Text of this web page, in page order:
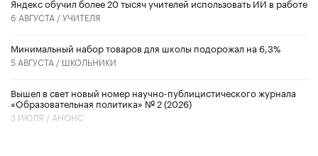
​Яндекс обучил более 20 тысяч учителей использовать ИИ в работе
6 АВГУСТА /УЧИТЕЛЯ
Минимальный набор товаров для школы подорожал на 6,3%
5 АВГУСТА / ШКОЛЬНИКИ
Вышел в свет новый номер научно-публицистического журнала
«Образовательная политика» № 2 (2026)
3 ИЮЛЯ / АНОНС